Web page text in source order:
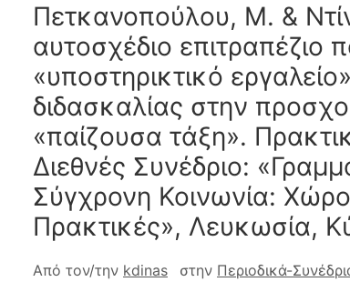
Πετκανοπούλου, Μ. &
αυτοσχέδιο επιτραπέζιο
«υποστηρικτικό
διδασκαλίας στην
«παίζουσα τάξη».
Διεθνές Συνέδριο:
Σύγχρονη Κοινωνία:
Πρακτικές», Λευκωσία,
Από τον/την kdinas στην Περιοδικά-